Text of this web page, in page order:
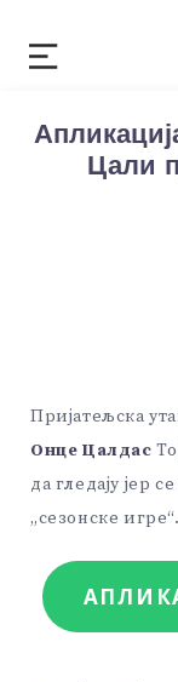
Цали
Пријатељска
Онце Цалдас
да гледају јер
„сезонске игре“.